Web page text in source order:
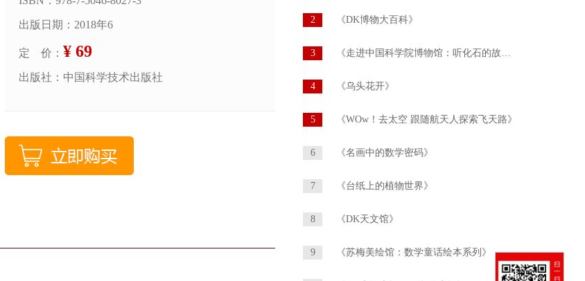
出版日期：2018年6
定 价： ¥ 69
出版社：中国科学技术出版社
2 《DK博物大百科》
3 《走进中国科学院博物馆：听化石的故事》
4 《乌头花开》
5 《WOw！去太空 跟随航天人探索飞天路》
6 《名画中的数学密码》
7 《台纸上的植物世界》
8 《DK天文馆》
9 《苏梅美绘馆：数学童话绘本系列》